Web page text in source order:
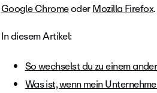
Google ChromeoderMozilla Firefox.
In diesem Artikel:
So wechselst du zu einem
Was ist, wenn mein